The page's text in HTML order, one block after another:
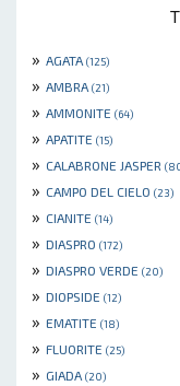
» AGATA (125)
» AMBRA (21)
» AMMONITE (64)
» APATITE (15)
» CALABRONE JASPER
» CAMPO DEL CIELO (23)
» CIANITE (14)
» DIASPRO (172)
» DIASPRO VERDE (20)
» DIOPSIDE (12)
» EMATITE (18)
» FLUORITE (25)
» GIADA (20)